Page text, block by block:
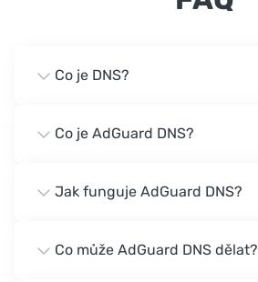
Co je DNS?
Co je AdGuard DNS?
Jak funguje AdGuard DNS?
Co může AdGuard DNS dělat?